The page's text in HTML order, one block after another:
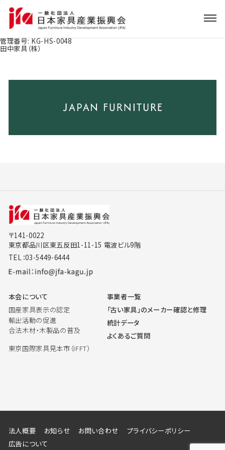
管理番号: KG-HS-0048
田中家具（株）
〒141-0022
東京都品川区東五反田1-11-15 電波ビル9階
TEL：03-5449-6444
本会について
国産家具表示の認定
輸出活動の促進
合法木材・木製品の普及
東京国際家具見本市（IFFT）
事業者一覧
「古い家具」のメーカー確認と修理
統計データ
よくあるご質問
法人概要 お知らせ お問い合わせ
プライバシーポリシー
広告について